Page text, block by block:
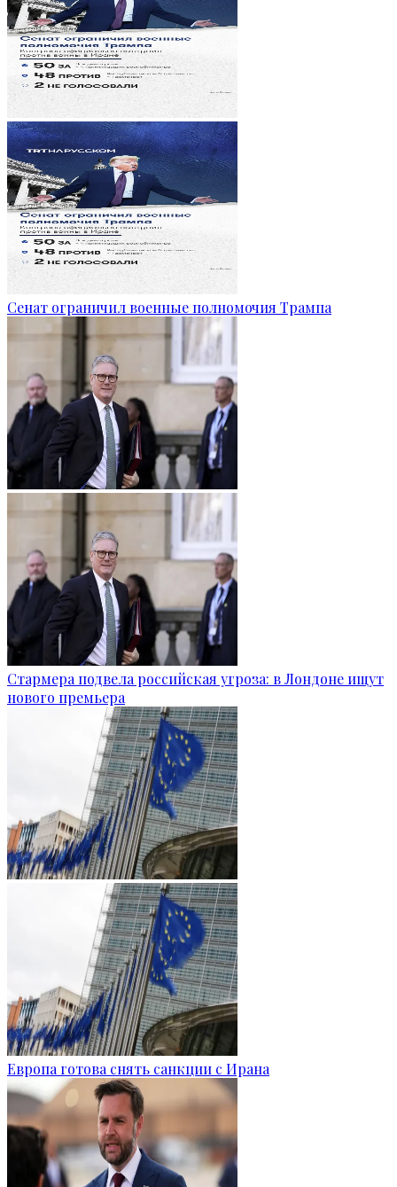
Сенат ограничил военные полномочия Трампа
Стармера подвела российская угроза: в Лондоне ищут
нового премьера
Европа готова снять санкции с Ирана